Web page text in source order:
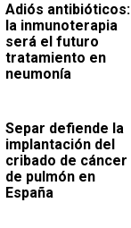
Adiós antibióticos:
la inmunoterapia
será el futuro
tratamiento en
neumonía
Separ defiende la
implantación del
cribado de cáncer
de pulmón en
España